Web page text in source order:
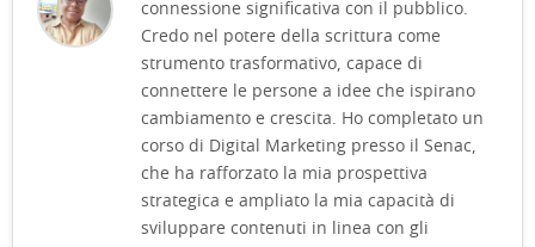
connessione significativa con il pubblico.
Credo nel potere della scrittura come
strumento trasformativo, capace di
connettere le persone a idee che ispirano
cambiamento e crescita. Ho completato un
corso di Digital Marketing presso il Senac,
che ha rafforzato la mia prospettiva
strategica e ampliato la mia capacità di
sviluppare contenuti in linea con gli